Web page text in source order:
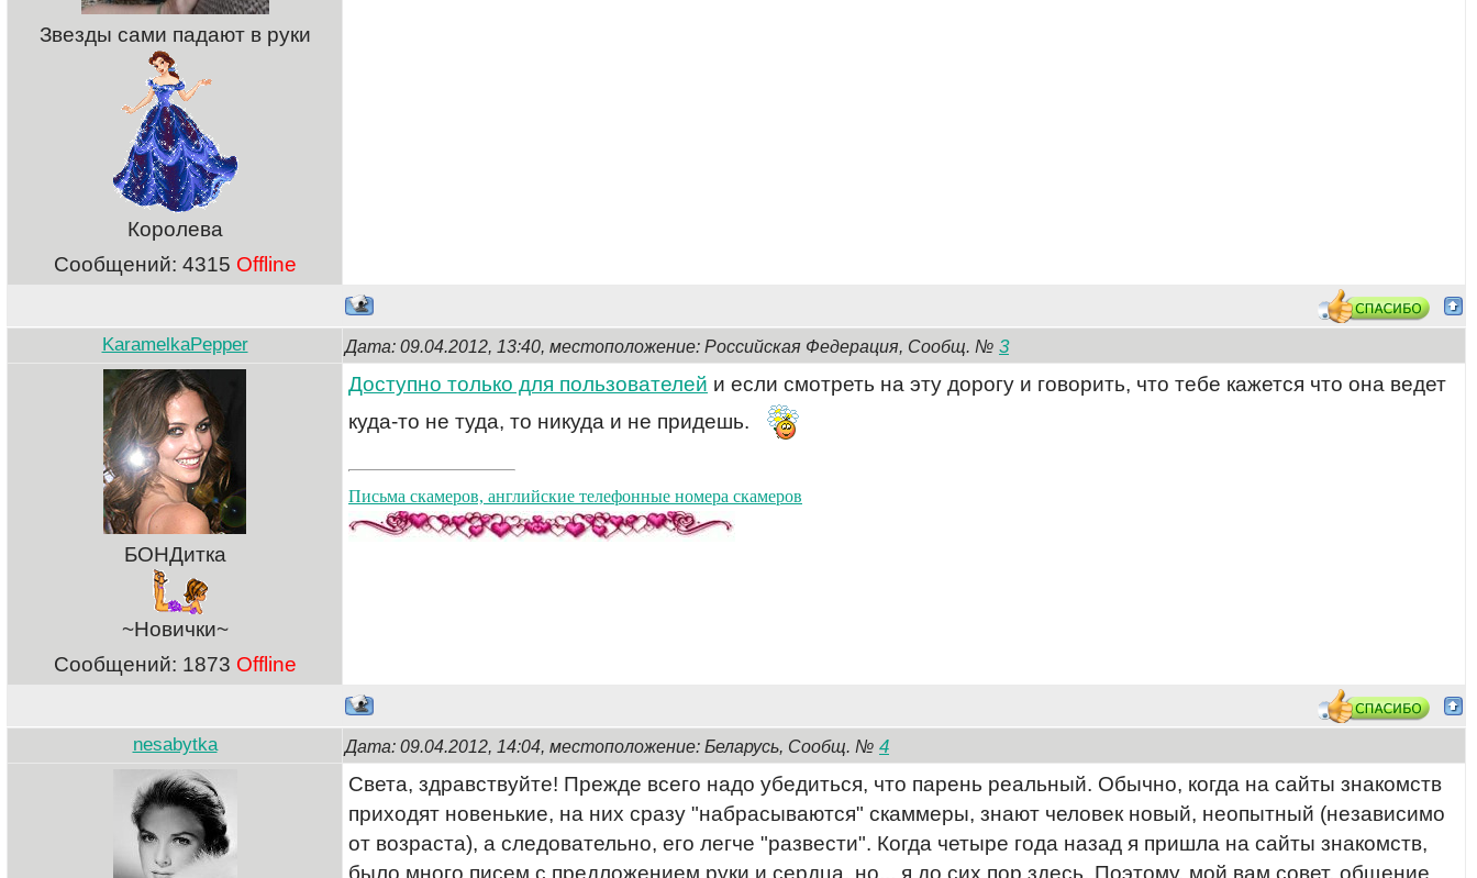
Звезды сами падают в руки
Королева
Сообщений: 4315 Offline
KaramelkaPepper Дата: 09.04.2012, 13:40, местоположение: Российская Федерация, Сообщ. № 3
БОНДитка
~Новички~
Сообщений: 1873 Offline
Доступно только для пользователей и если смотреть на эту дорогу и говорить, что тебе кажется что она ведет
куда-то не туда, то никуда и не придешь.
Письма скамеров, английские телефонные номера скамеров
nesabytka Дата: 09.04.2012, 14:04, местоположение: Беларусь, Сообщ. № 4
Света, здравствуйте! Прежде всего надо убедиться, что парень реальный. Обычно, когда на сайты знакомств
приходят новенькие, на них сразу "набрасываются" скаммеры, знают человек новый, неопытный (независимо
от возраста), а следовательно, его легче "развести". Когда четыре года назад я пришла на сайты знакомств,
было много писем с предложением руки и сердца, но... я до сих пор здесь. Поэтому, мой вам совет, общение